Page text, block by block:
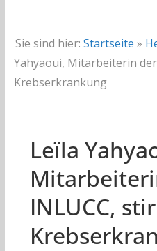
Sie sind hier: Startseite »
Yahyaoui, Mitarbeiterin
Krebserkrankung
Leïla
INLUCC,